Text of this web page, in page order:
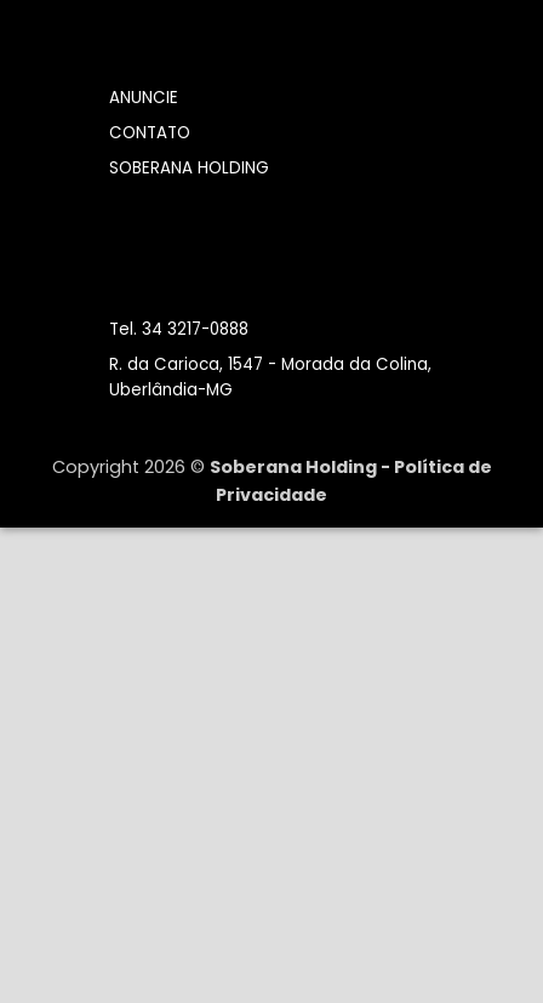
ANUNCIE
CONTATO
SOBERANA HOLDING
Tel. 34 3217-0888
R. da Carioca, 1547 - Morada da Colina,
Uberlândia-MG
Copyright 2026 © Soberana Holding - Política de
Privacidade